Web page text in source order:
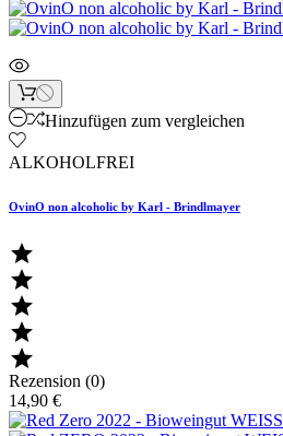
Hinzufügen zum vergleichen
ALKOHOLFREI
OvinO non alcoholic by Karl - Brindlmayer





Rezension (0)
14,90 €